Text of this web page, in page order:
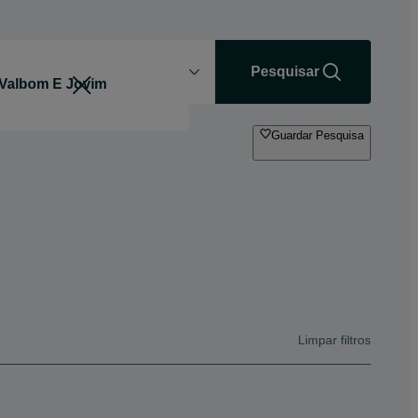
Pesquisar
Guardar Pesquisa
Limpar filtros